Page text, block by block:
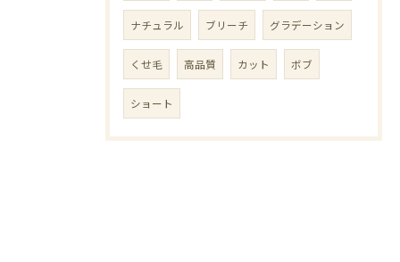
ナチュラル ブリーチ グラデーション
くせ毛 高品質 カット ボブ
ショート